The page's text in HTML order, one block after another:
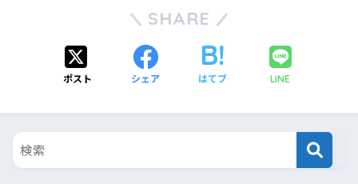
SHARE
ポスト シェア はてブ LINE